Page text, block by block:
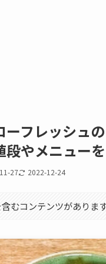
ーフレッシュ
段やメニュー
27 2022-12-24
むコンテンツがあります